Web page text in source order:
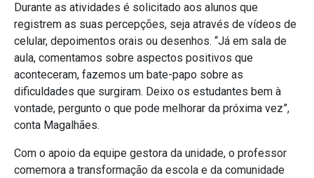
Durante as atividades é solicitado aos alunos que
registrem as suas percepções, seja através de vídeos de
celular, depoimentos orais ou desenhos. “Já em sala de
aula, comentamos sobre aspectos positivos que
aconteceram, fazemos um bate-papo sobre as
dificuldades que surgiram. Deixo os estudantes bem à
vontade, pergunto o que pode melhorar da próxima vez”,
conta Magalhães.
Com o apoio da equipe gestora da unidade, o professor
comemora a transformação da escola e da comunidade